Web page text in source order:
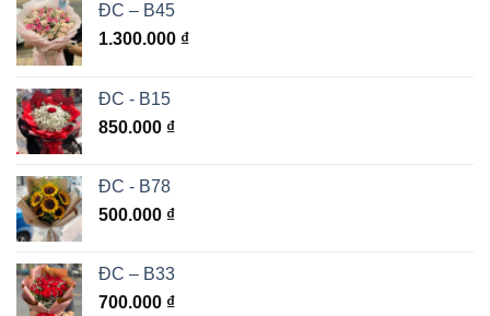
ĐC – B45
1.300.000 ₫
ĐC - B15
850.000 ₫
ĐC - B78
500.000 ₫
ĐC – B33
700.000 ₫